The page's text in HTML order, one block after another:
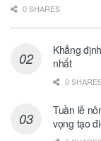
0 SHARES
Khẳng
nhất
0
Tuần lễ
vọng tạo